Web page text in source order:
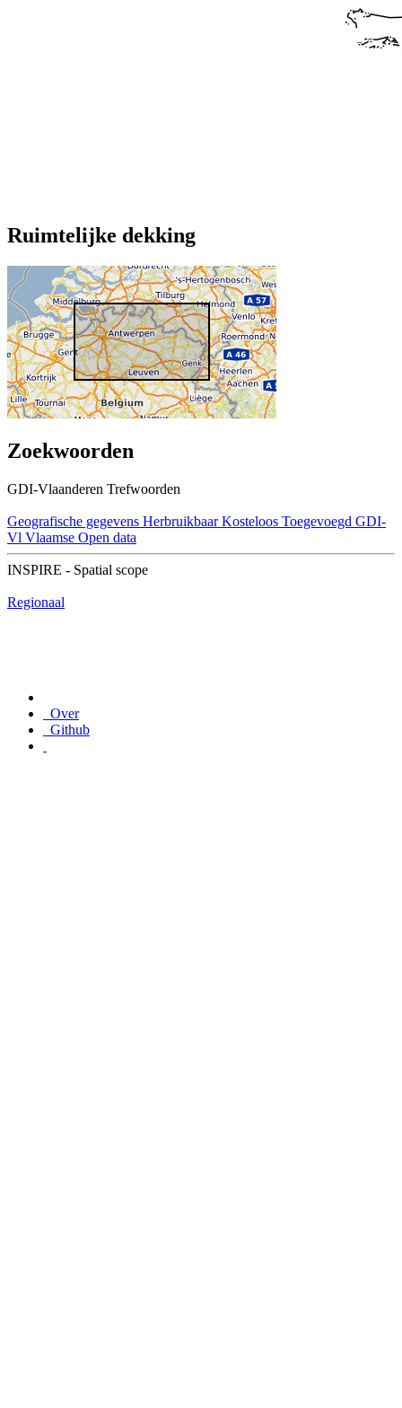
Ruimtelijke dekking
Zoekwoorden
GDI-Vlaanderen Trefwoorden
Geografische gegevens Herbruikbaar Kosteloos Toegevoegd GDI-
Vl Vlaamse Open data
INSPIRE - Spatial scope
Regionaal
Over
Github